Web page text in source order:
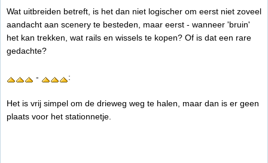
Wat uitbreiden betreft, is het dan niet logischer om eerst niet zoveel
aandacht aan scenery te besteden, maar eerst - wanneer 'bruin'
het kan trekken, wat rails en wissels te kopen? Of is dat een rare
gedachte?
- :
Het is vrij simpel om de drieweg weg te halen, maar dan is er geen
plaats voor het stationnetje.